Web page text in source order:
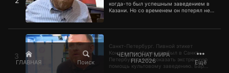
ГЛАВНАЯ Поиск
ЧЕМПИОНАТ МИРА
FIFA2026
Ещё
Ивлев вскроет проблемы в работе кухни
и укажет на слабое звено среди
когда-то был успешным заведением в
Казани. Но со временем он потерял не
берут кредиты, чтобы выдать персоналу
закрытия. В отчаянии хозяйка заведения
обратилась к Константину Ивлеву,
чтобы он помог им исправить
положение дел.
3
Санкт-Петербург. Пивной этикет
Константин Ивлев прибыл в Санкт-
Петербург, чтобы оказать экстренную
помощь культовому заведению. Бар
Санкт-Петербург. Пивной этикет